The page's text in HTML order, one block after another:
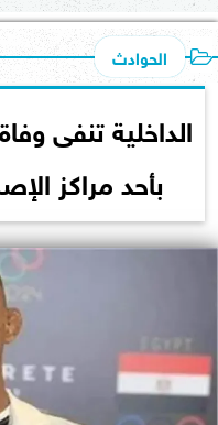
الحوادث
الداخلية تنفى
بأحد مراكز